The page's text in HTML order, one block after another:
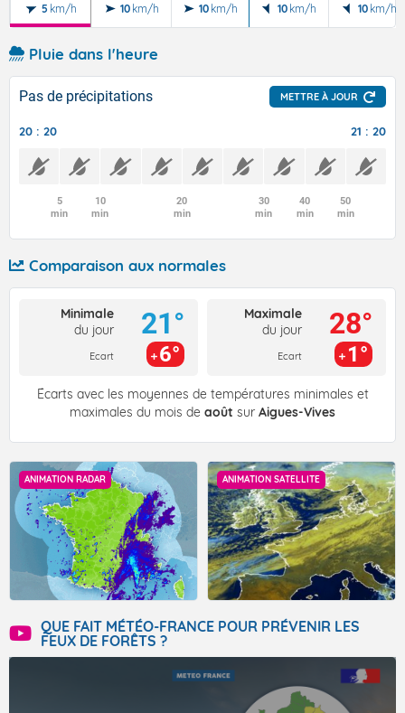
5 km/h 10 km/h 10 km/h 10 km/h 10 km/h
Pluie dans l'heure
Pas de précipitations METTRE À JOUR
20 : 20 21 : 20
5
min
10
min
20
min
30
min
40
min
50
min
Comparaison aux normales
Minimale
du jour
Ecart
21°
6°
Maximale
du jour
Ecart
28°
1°
Écarts avec les moyennes de températures minimales et
maximales du mois de août sur Aigues-Vives
ANIMATION RADAR ANIMATION SATELLITE
QUE FAIT MÉTÉO-FRANCE POUR PRÉVENIR LES
FEUX DE FORÊTS ?